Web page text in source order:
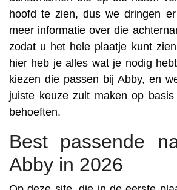
hoofd te zien, dus we dringen
meer informatie over die
zodat u het hele plaatje kunt
hier heb je alles wat je nodig
kiezen die passen bij Abby, en
juiste keuze zult maken op
behoeften.
Best passende
Abby in 2026